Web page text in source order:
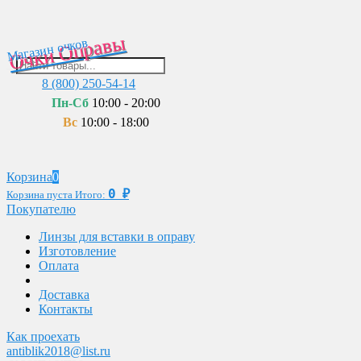
Очки Оправы
Магазин очков
8 (800) 250-54-14
Пн-Сб 10:00 - 20:00
Вс 10:00 - 18:00
Корзина0
Корзина пуста Итого: 0 ₽
Покупателю
Линзы для вставки в оправу
Изготовление
Оплата
Доставка
Контакты
Как проехать
antiblik2018@list.ru